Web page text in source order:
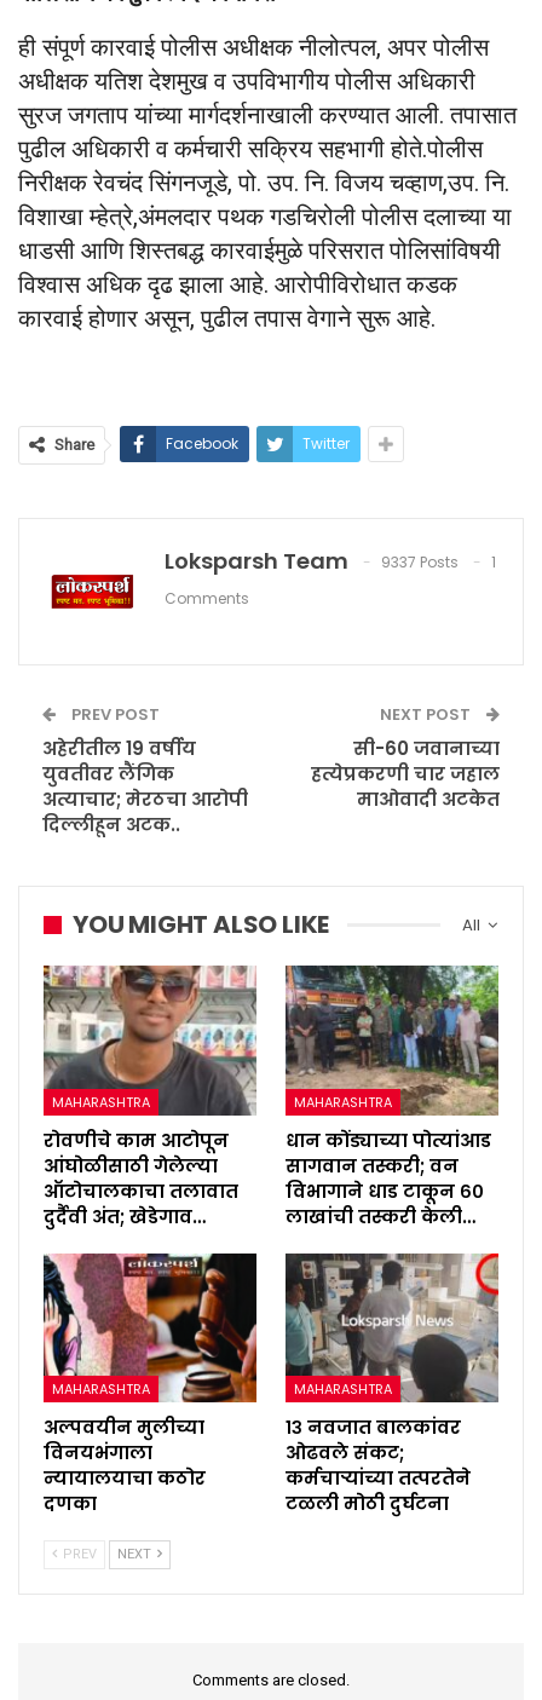
ही संपूर्ण कारवाई पोलीस अधीक्षक नीलोत्पल, अपर पोलीस
अधीक्षक यतिश देशमुख व उपविभागीय पोलीस अधिकारी
सुरज जगताप यांच्या मार्गदर्शनाखाली करण्यात आली. तपासात
पुढील अधिकारी व कर्मचारी सक्रिय सहभागी होते.पोलीस
निरीक्षक रेवचंद सिंगनजूडे, पो. उप. नि. विजय चव्हाण,उप. नि.
विशाखा म्हेत्रे,अंमलदार पथक गडचिरोली पोलीस दलाच्या या
धाडसी आणि शिस्तबद्ध कारवाईमुळे परिसरात पोलिसांविषयी
विश्वास अधिक दृढ झाला आहे. आरोपीविरोधात कडक
कारवाई होणार असून, पुढील तपास वेगाने सुरू आहे.
Share Facebook Twitter
Loksparsh Team 9337 Posts
1
Comments
PREV POST
अहेरीतील 19 वर्षीय
युवतीवर लैंगिक
अत्याचार; मेरठचा आरोपी
दिल्लीहून अटक..
NEXT POST
सी-60 जवानाच्या
हत्येप्रकरणी चार जहाल
माओवादी अटकेत
All
YOU MIGHT ALSO LIKE
MAHARASHTRA
रोवणीचे काम आटोपून
आंघोळीसाठी गेलेल्या
ऑटोचालकाचा तलावात
दुर्दैवी अंत; खेडेगाव…
MAHARASHTRA
धान कोंड्याच्या पोत्यांआड
सागवान तस्करी; वन
विभागाने धाड टाकून ६०
लाखांची तस्करी केली…
MAHARASHTRA
अल्पवयीन मुलीच्या
विनयभंगाला
न्यायालयाचा कठोर
दणका
MAHARASHTRA
१३ नवजात बालकांवर
ओढवले संकट;
कर्मचाऱ्यांच्या तत्परतेने
टळली मोठी दुर्घटना
PREV NEXT
Comments are closed.